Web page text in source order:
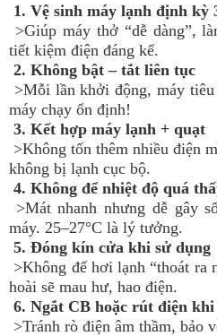
1. Vệ sinh máy lạnh định kỳ
>Giúp máy thở “dễ dàng”,
tiết kiệm điện đáng kể.
2. Không bật – tắt liên tục
>Mỗi lần khởi động, máy
máy chạy ổn định!
3. Kết hợp máy lạnh + quạt
>Không tốn thêm nhiều điện
không bị lạnh cục bộ.
4. Không để nhiệt độ quá
>Mát nhanh nhưng dễ gây
máy. 25–27°C là lý tưởng.
5. Đóng kín cửa khi sử dụng
>Không để hơi lạnh “thoát ra
hoài sẽ mau hư, hao điện.
6. Ngắt CB hoặc rút điện
>Tránh rò điện âm thầm, bảo